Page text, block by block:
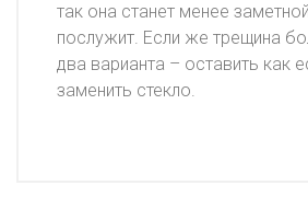
так она станет менее
послужит. Если же трещина
два варианта – оставить как
заменить стекло.